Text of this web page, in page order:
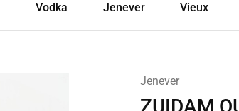
Vodka Jenever Vieux
Jenever